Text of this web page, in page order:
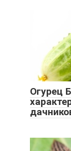
Огурец